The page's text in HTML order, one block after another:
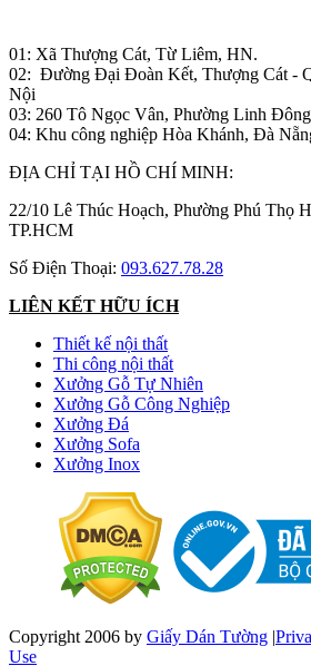
01: Xã Thượng Cát, Từ Liêm, HN.
02: Đường Đại Đoàn Kết, Thượng Cát -
Nội
03: 260 Tô Ngọc Vân, Phường Linh
04: Khu công nghiệp Hòa Khánh, Đà
ĐỊA CHỈ TẠI HỒ CHÍ MINH:
22/10 Lê Thúc Hoạch, Phường Phú Thọ
TP.HCM
Số Điện Thoại: 093.627.78.28
LIÊN KẾT HỮU ÍCH
Thiết kế nội thất
Thi công nội thất
Xưởng Gỗ Tự Nhiên
Xưởng Gỗ Công Nghiệp
Xưởng Đá
Xưởng Sofa
Xưởng Inox
Copyright 2006 by Giấy Dán Tường |
Use